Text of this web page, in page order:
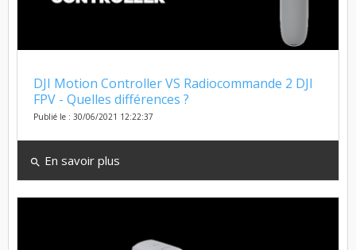
DJI Motion Controller VS Radiocommande 2 DJI
FPV - Quelles différences ?
Publié le : 30/06/2021 12:22:37
search En savoir plus